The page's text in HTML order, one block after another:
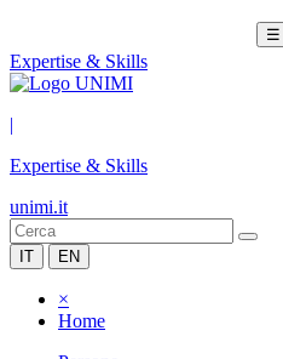
☰
Expertise & Skills
|
Expertise & Skills
unimi.it
IT EN
×
Home